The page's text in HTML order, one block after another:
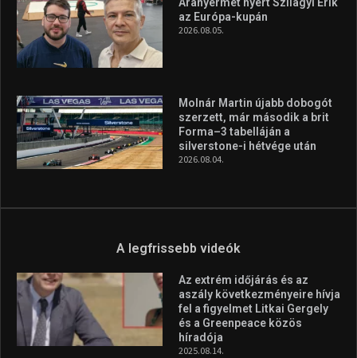
az Európa-kupán
2026.08.05.
Molnár Martin újabb dobogót
szerzett, már második a brit
Forma–3 tabelláján a
silverstone-i hétvége után
2026.08.04.
A legfrissebb videók
Az extrém időjárás és az
aszály következményeire hívja
fel a figyelmet Litkai Gergely
és a Greenpeace közös
híradója
2025.08.14.